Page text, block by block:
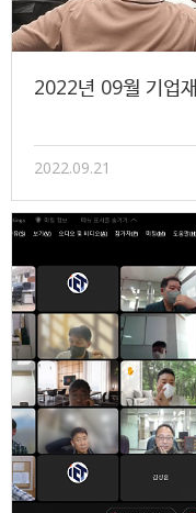
2022년 09월 기업
2022.09.21